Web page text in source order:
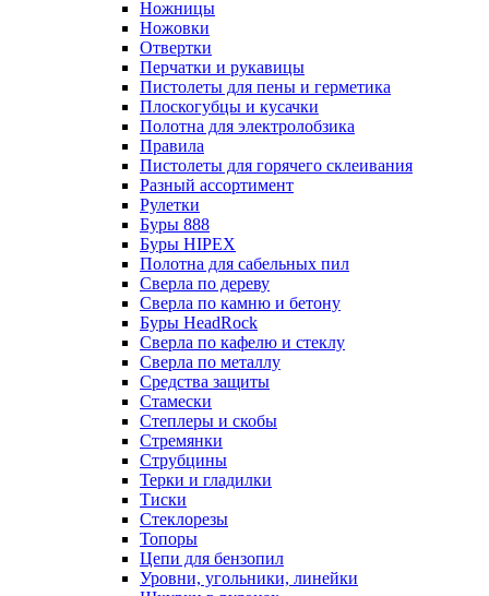
Ножницы
Ножовки
Отвертки
Перчатки и рукавицы
Пистолеты для пены и герметика
Плоскогубцы и кусачки
Полотна для электролобзика
Правила
Пистолеты для горячего склеивания
Разный ассортимент
Рулетки
Буры 888
Буры HIPEX
Полотна для сабельных пил
Сверла по дереву
Сверла по камню и бетону
Буры HeadRock
Сверла по кафелю и стеклу
Сверла по металлу
Средства защиты
Стамески
Степлеры и скобы
Стремянки
Струбцины
Терки и гладилки
Тиски
Стеклорезы
Топоры
Цепи для бензопил
Уровни, угольники, линейки